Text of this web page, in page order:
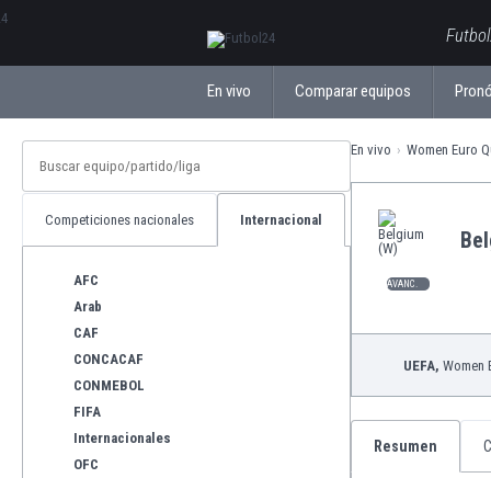
En vivo Comparar equipos
Competiciones nacionales Internacional
AFC
Arab
CAF
CONCACAF
CONMEBOL
FIFA
Internacionales
OFC
En vivo Women Euro
AVANC.
UEFA, Women
Resumen